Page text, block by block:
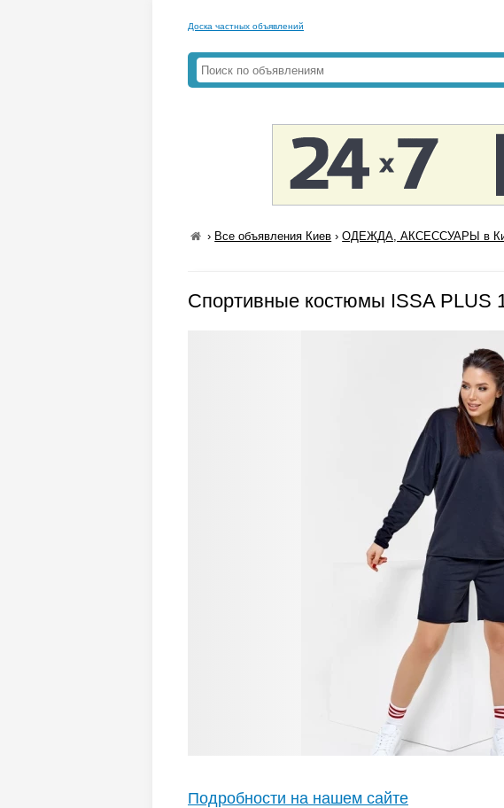
Доска частных объявлений
› Все объявления Киев ›ОДЕЖДА, АКСЕССУАРЫ в
Спортивные костюмы ISSA PLUS
Подробности на нашем сайте